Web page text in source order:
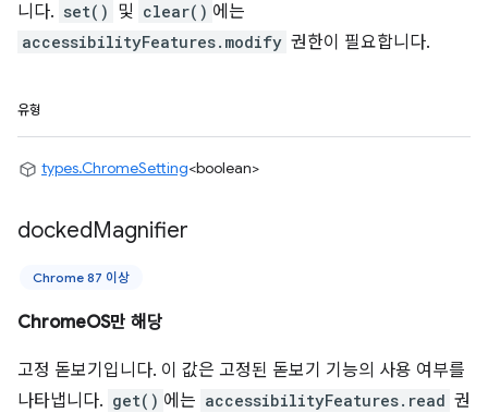
니다. set() 및 clear() 에는
accessibilityFeatures.modify 권한이 필요합니다.
유형
types.ChromeSetting<boolean>
dockedMagnifier
Chrome 87 이상
ChromeOS만 해당
고정 돋보기입니다. 이 값은 고정된 돋보기 기능의 사용 여부를
나타냅니다. get() 에는 accessibilityFeatures.read 권